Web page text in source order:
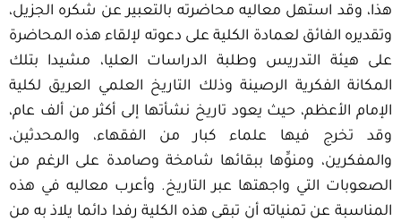
هذا، وقد استهل معاليه محاضرته بالتعبير عن شكره الجزيل،
وتقديره الفائق لعمادة الكلية على دعوته لإلقاء هذه المحاضرة
على هيئة التدريس وطلبة الدراسات العليا، مشيدا بتلك
المكانة الفكرية الرصينة وذلك التاريخ العلمي العريق لكلية
الإمام الأعظم، حيث يعود تاريخ نشأتها إلى أكثر من ألف عام،
وقد تخرج فيها علماء كبار من الفقهاء، والمحدثين،
والمفكرين، ومنوِّها ببقائها شامخة وصامدة على الرغم من
الصعوبات التي واجهتها عبر التاريخ. وأعرب معاليه في هذه
المناسبة عن تمنياته أن تبقى هذه الكلية رفدا دائما يلاذ به من